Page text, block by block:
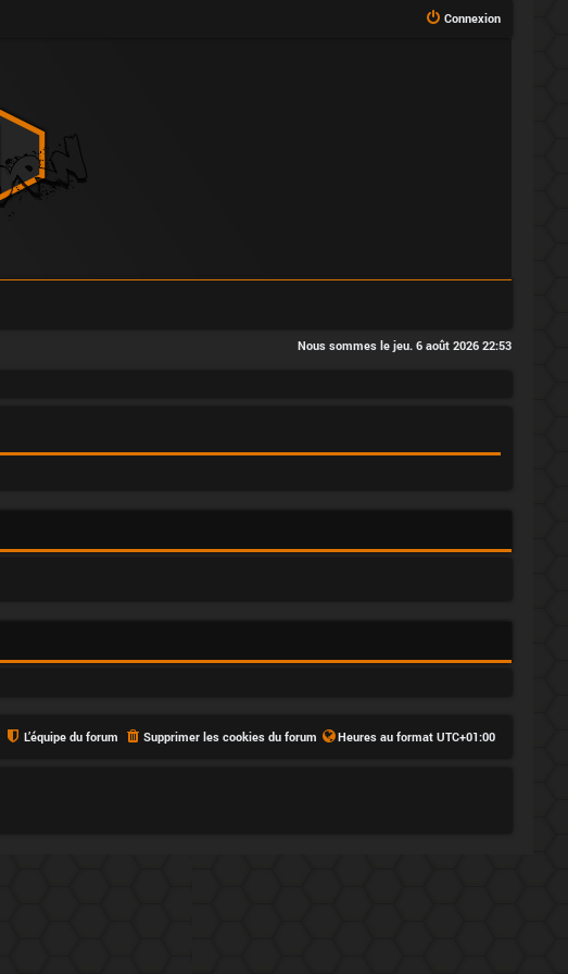
Connexion
Nous sommes le jeu. 6 août 2026 22:53
Heures au format UTC+01:00
Supprimer les cookies du forum
L’équipe du forum